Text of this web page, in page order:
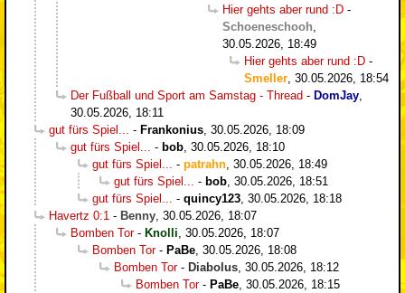
Hier gehts aber rund :D -
Schoeneschooh
30.05.2026, 18:49
Hier gehts aber rund :D -
Smeller 30.05.2026, 18:54
Der Fußball und Sport am Samstag - Thread - DomJay
30.05.2026, 18:11
gut fürs Spiel...
- Frankonius 30.05.2026, 18:09
gut fürs Spiel...
- bob 30.05.2026, 18:10
gut fürs Spiel...
- patrahn 30.05.2026, 18:49
gut fürs Spiel...
- bob 30.05.2026, 18:51
gut fürs Spiel...
- quincy123 30.05.2026, 18:18
Havertz 0:1 - Benny 30.05.2026, 18:07
Bomben Tor- Knolli 30.05.2026, 18:07
Bomben Tor- PaBe 30.05.2026, 18:08
Bomben Tor- Diabolus 30.05.2026, 18:12
Bomben Tor- PaBe 30.05.2026, 18:15